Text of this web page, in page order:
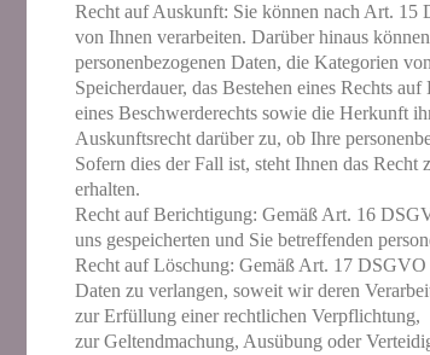
Recht auf Auskunft: Sie können nach Art. 15
von Ihnen verarbeiten. Darüber hinaus
personenbezogenen Daten, die Kategorien
Speicherdauer, das Bestehen eines Rechts
eines Beschwerderechts sowie die Herkunft
Auskunftsrecht darüber zu, ob Ihre
Sofern dies der Fall ist, steht Ihnen das
erhalten.
Recht auf Berichtigung: Gemäß Art. 16
uns gespeicherten und Sie betreffenden
Recht auf Löschung: Gemäß Art. 17 DSGVO
Daten zu verlangen, soweit wir deren
zur Erfüllung einer rechtlichen Verpflichtung,
zur Geltendmachung, Ausübung oder